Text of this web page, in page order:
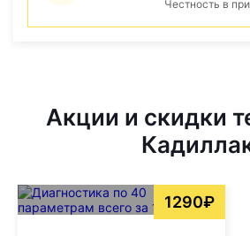
Честность в
Акции и скидки
1290₽